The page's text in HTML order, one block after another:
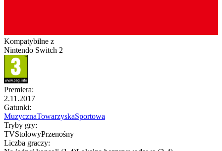
Kompatybilne z
Nintendo Switch 2
Premiera:
2.11.2017
Gatunki:
MuzycznaTowarzyskaSportowa
Tryby gry:
TVStołowyPrzenośny
Liczba graczy: